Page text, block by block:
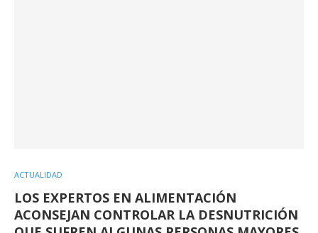
ACTUALIDAD
LOS EXPERTOS EN ALIMENTACIÓN
ACONSEJAN CONTROLAR LA DESNUTRICIÓN